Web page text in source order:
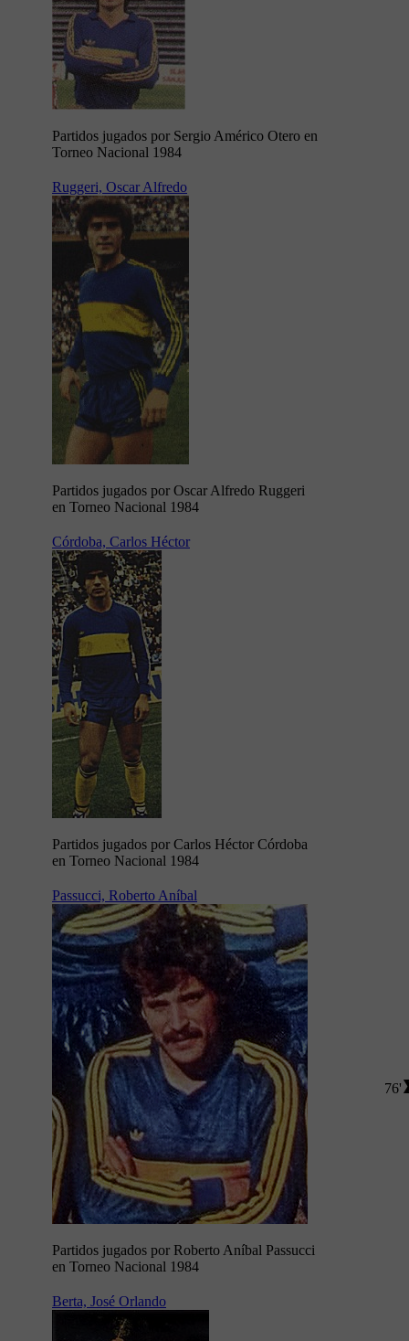
Partidos jugados por Sergio Américo Otero en
Torneo Nacional 1984
Ruggeri, Oscar Alfredo
Partidos jugados por Oscar Alfredo Ruggeri
en Torneo Nacional 1984
Córdoba, Carlos Héctor
Partidos jugados por Carlos Héctor Córdoba
en Torneo Nacional 1984
Passucci, Roberto Aníbal
Partidos jugados por Roberto Aníbal Passucci
en Torneo Nacional 1984
76'
Berta, José Orlando